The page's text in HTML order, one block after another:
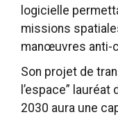
logicielle
missions
manœuvres anti-
Son projet de
l’espace”
2030 aura une